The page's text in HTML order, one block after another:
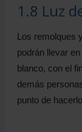
1.8 Luz
Los remolques
podrán llevar
blanco, con el
demás
punto de